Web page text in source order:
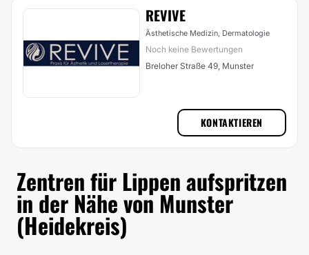
REVIVE
Ästhetische Medizin, Dermatologie
Noch keine Bewertungen
Breloher Straße 49, Munster
KONTAKTIEREN
Zentren für Lippen aufspritzen
in der Nähe von Munster
(Heidekreis)